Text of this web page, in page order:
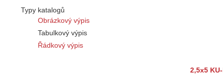
Typy katalogů
Obrázkový výpis
Tabulkový výpis
Řádkový výpis
2,5x5